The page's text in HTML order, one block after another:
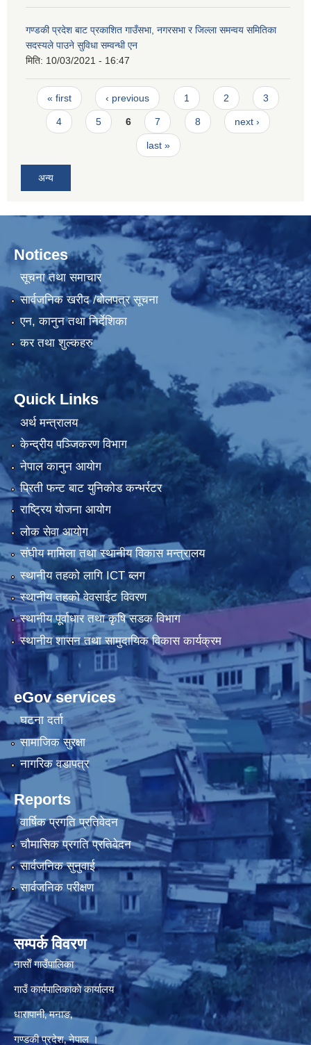
गण्डकी प्रदेश बाट प्रकाशित गाउँसभा, नगरसभा र जिल्ला समन्वय समितिका
सदस्यले पाउने सुविधा सम्वन्धी एन
मिति: 10/03/2021 - 16:47
Pages
« first ‹ previous 1 2 3
4 5 6 7 8 next ›
last »
अन्य
Notices
सूचना तथा समाचार
सार्वजनिक खरीद /बोलपत्र सूचना
एन, कानुन तथा निर्देशिका
कर तथा शुल्कहरु
Quick Links
अर्थ मन्त्रालय
केन्द्रीय पञ्जिकरण विभाग
नेपाल कानुन आयोग
प्रिती फन्ट बाट युनिकोड कन्भर्रटर
राष्ट्रिय योजना आयोग
लोक सेवा आयोग
संघीय मामिला तथा स्थानीय विकास मन्त्रालय
स्थानीय तहको लागि ICT ब्लग
स्थानीय तहको वेवसाईट विवरण
स्थानीय पूर्वाधार तथा कृषि सडक विभाग
स्थानीय शासन तथा सामुदायिक विकास कार्यक्रम
eGov services
घटना दर्ता
सामाजिक सुरक्षा
नागरिक वडापत्र
Reports
वार्षिक प्रगति प्रतिवेदन
चौमासिक प्रगति प्रतिवेदन
सार्वजनिक सुनुवाई
सार्वजनिक परीक्षण
सम्पर्क विवरण
नासाेँ गाउँपालिका
गाउँ कार्यपालिकाकाे कार्यालय
धारापानी‚ मनाङ‚
गण्डकी प्रदेश‚ नेपाल ।